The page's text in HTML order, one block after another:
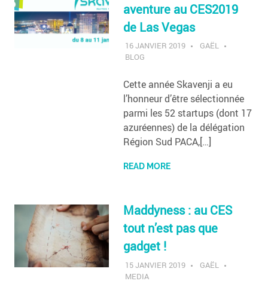
aventure au CES2019
de Las Vegas
16 JANVIER 2019
GAËL
BLOG
Cette année Skavenji a eu
l’honneur d’être sélectionnée
parmi les 52 startups (dont 17
azuréennes) de la délégation
Région Sud PACA,[…]
READ MORE
Maddyness : au CES
tout n’est pas que
gadget !
15 JANVIER 2019
GAËL
MEDIA